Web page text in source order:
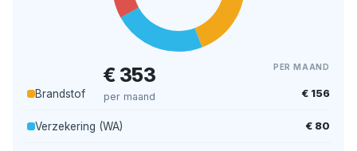
€ 353
per maand
PER MAAND
Brandstof € 156
Verzekering (WA) € 80